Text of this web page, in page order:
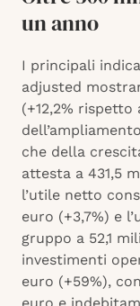
un anno
I principali
adjusted
(+12,2% rispetto
che della
attesta a 431,5
l’utile netto
euro (+3,7%) e
gruppo a 52,1
investimenti
euro (+59%),